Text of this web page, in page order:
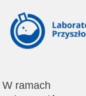
W ramach